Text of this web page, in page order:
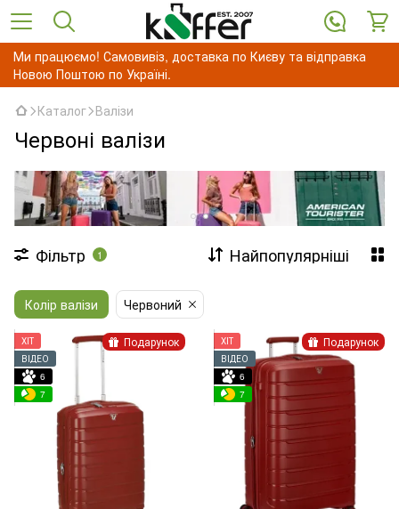
Ми працюємо! Самовивіз, доставка по Києву та відправка
Новою Поштою по Україні.
Каталог Валізи
Червоні валізи
Фільтр 1 Найпопулярніші
Колір валізи Червоний
Подарунок
ХІТ
ВІДЕО
6
7
Подарунок
ХІТ
ВІДЕО
6
7